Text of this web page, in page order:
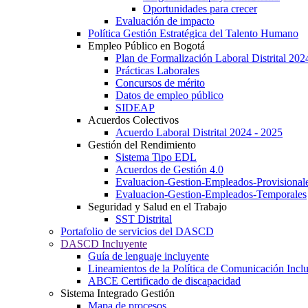
Oportunidades para crecer
Evaluación de impacto
Política Gestión Estratégica del Talento Humano
Empleo Público en Bogotá
Plan de Formalización Laboral Distrital
Prácticas Laborales
Concursos de mérito
Datos de empleo público
SIDEAP
Acuerdos Colectivos
Acuerdo Laboral Distrital 2024 - 2025
Gestión del Rendimiento
Sistema Tipo EDL
Acuerdos de Gestión 4.0
Evaluacion-Gestion-Empleados-
Evaluacion-Gestion-Empleados-Temporales
Seguridad y Salud en el Trabajo
SST Distrital
Portafolio de servicios del DASCD
DASCD Incluyente
Guía de lenguaje incluyente
Lineamientos de la Política de Comunicación
ABCE Certificado de discapacidad
Sistema Integrado Gestión
Mapa de procesos